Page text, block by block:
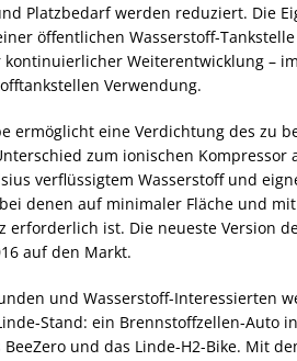
Platzbedarf werden reduziert. Die
öffentlichen Wasserstoff-
Weiterentwicklung –
Verwendung.
ermöglicht eine Verdichtung des zu
zum ionischen
verflüssigtem Wasserstoff und
denen auf minimaler Fläche und
erforderlich ist. Die neueste Version
auf den Markt.
und Wasserstoff-Interessierten
Stand: ein Brennstoffzellen-Auto
und das Linde-H2-Bike. Mit